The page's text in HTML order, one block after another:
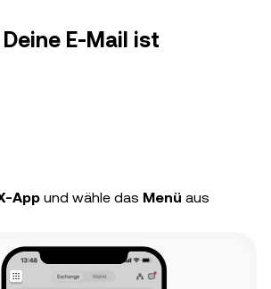
E-Mail ist
App und wähle das Menü aus